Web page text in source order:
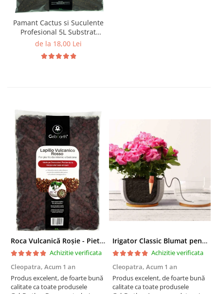
Pamant Cactus si Suculente
Profesional 5L Substrat
Ideal pentru Cactaceae si
de la 18,00 Lei
Roca Vulcanică Roșie - Pietriș pentru Drenaj, Aerare si Decorativ
Achizitie verificata
Cleopatra, Acum 1 an
Produs excelent, de foarte bună
calitate ca toate produsele
Irigator Classic Blumat pentru plante in ghiveci, debit 75ml pana la 125 ml/24 h
Achizitie verificata
Cleopatra, Acum 1 an
Produs excelent, de foarte bună
calitate ca toate produsele